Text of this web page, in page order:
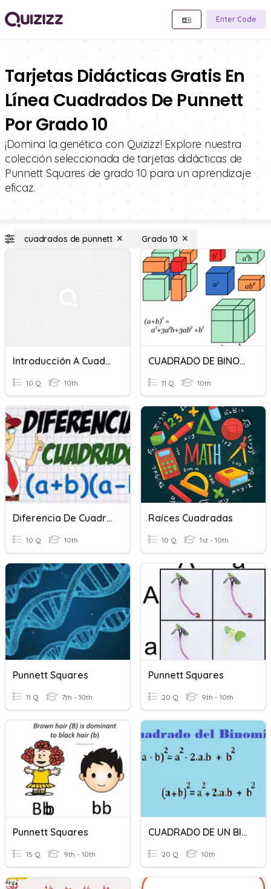
Enter Code
Tarjetas Didácticas Gratis En
Línea Cuadrados De Punnett
Por Grado 10
¡Domina la genética con Quizizz! Explore nuestra
colección seleccionada de tarjetas didácticas de
Punnett Squares de grado 10 para un aprendizaje
eficaz.
cuadrados de punnett Grado 10
Introducción A Cuadrados De Punnett
10 Q 10th
CUADRADO DE BINOMIO
11 Q 10th
Diferencia De Cuadrados
10 Q 10th
Raíces Cuadradas
10 Q 1st - 10th
Punnett Squares
11 Q 7th - 10th
Punnett Squares
20 Q 9th - 10th
Punnett Squares
15 Q 9th - 10th
CUADRADO DE UN BINOMIO
20 Q 10th